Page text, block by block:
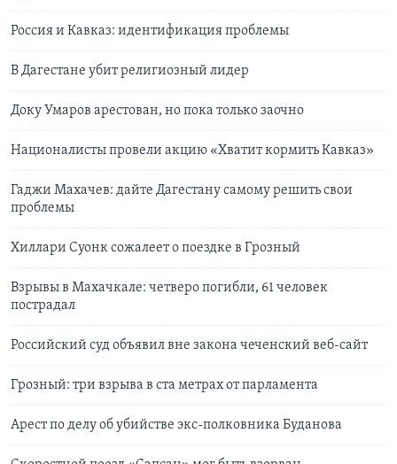
Россия и Кавказ: идентификация проблемы
В Дагестане убит религиозный лидер
Доку Умаров арестован, но пока только заочно
Националисты провели акцию «Хватит кормить Кавказ»
Гаджи Махачев: дайте Дагестану самому решить свои
проблемы
Хиллари Суонк сожалеет о поездке в Грозный
Взрывы в Махачкале: четверо погибли, 61 человек
пострадал
Российский суд объявил вне закона чеченский веб-сайт
Грозный: три взрыва в ста метрах от парламента
Арест по делу об убийстве экс-полковника Буданова